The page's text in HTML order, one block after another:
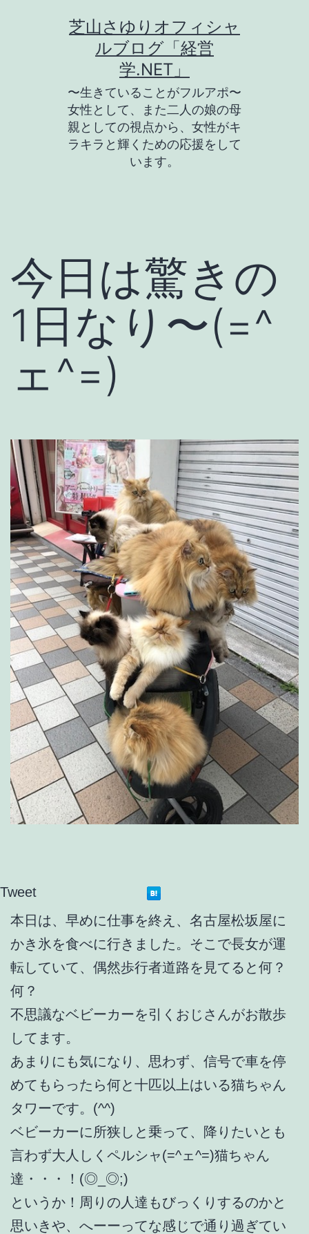
芝山さゆりオフィシャ
ルブログ「経営
学.NET」
〜生きていることがフルアポ〜
女性として、また二人の娘の母
親としての視点から、女性がキ
ラキラと輝くための応援をして
います。
今日は驚きの
1日なり〜(=^
ェ^=)
Tweet
本日は、早めに仕事を終え、名古屋松坂屋に
かき氷を食べに行きました。そこで長女が運
転していて、偶然歩行者道路を見てると何？
何？
不思議なベビーカーを引くおじさんがお散歩
してます。
あまりにも気になり、思わず、信号で車を停
めてもらったら何と十匹以上はいる猫ちゃん
タワーです。(^^)
ベビーカーに所狭しと乗って、降りたいとも
言わず大人しくペルシャ(=^ェ^=)猫ちゃん
達・・・！(◎_◎;)
というか！周りの人達もびっくりするのかと
思いきや、へーーってな感じで通り過ぎてい